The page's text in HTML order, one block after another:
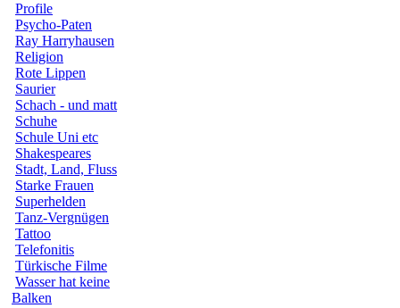
Profile
Psycho-Paten
Ray Harryhausen
Religion
Rote Lippen
Saurier
Schach - und matt
Schuhe
Schule Uni etc
Shakespeares
Stadt, Land, Fluss
Starke Frauen
Superhelden
Tanz-Vergnügen
Tattoo
Telefonitis
Türkische Filme
Wasser hat keine
Balken